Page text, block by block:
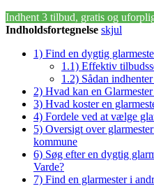
Indhent 3 tilbud, gratis og
Indholdsfortegnelse skjul
1) Find en dygtig
1.1) Effektiv
1.2) Sådan
2) Hvad kan en
3) Hvad koster en
4) Fordele ved at vælge
5) Oversigt over
kommune
6) Søg efter en dygtig
Varde?
7) Find en glarmester i